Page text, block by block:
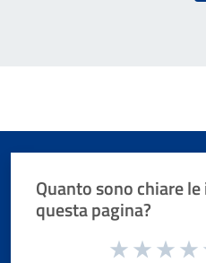
Quanto sono chiare
questa pagina?
Valuta da 1 a 5 stelle la pagina